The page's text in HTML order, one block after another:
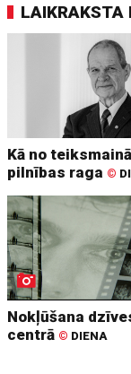
LAIKRAKSTA
Kā no teiksmainā
pilnības raga ©
Nokļūšana
centrā © DIENA